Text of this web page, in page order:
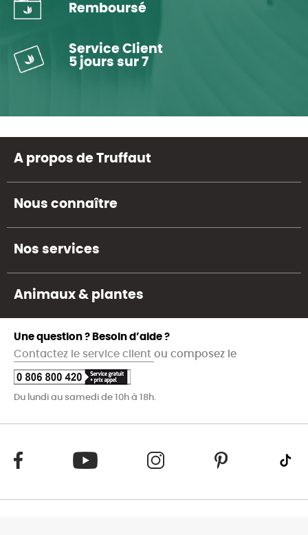
Remboursé
Service Client
5 jours sur 7
A propos de Truffaut
Nous connaître
Nos services
Animaux & plantes
Une question ? Besoin d’aide ?
Contactez le service client ou composez le
Du lundi au samedi de 10h à 18h.